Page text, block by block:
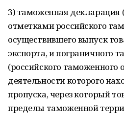
3) таможенная декларация
отметками российского
осуществившего выпуск
экспорта, и пограничного
(российского таможенного
деятельности которого
пропуска, через который
пределы таможенной